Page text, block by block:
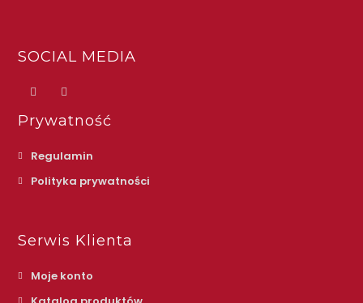
SOCIAL MEDIA
Prywatność
Regulamin
Polityka prywatności
Serwis Klienta
Moje konto